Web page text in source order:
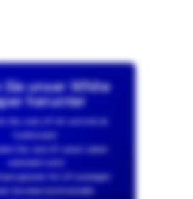
Sie unser White
herunter
Sie, was LiFi ist und wie es
funktioniert
Sie, wie LiFi unser Leben
verändern wird
für LiFi anzeigen
Sie über kommerzielle